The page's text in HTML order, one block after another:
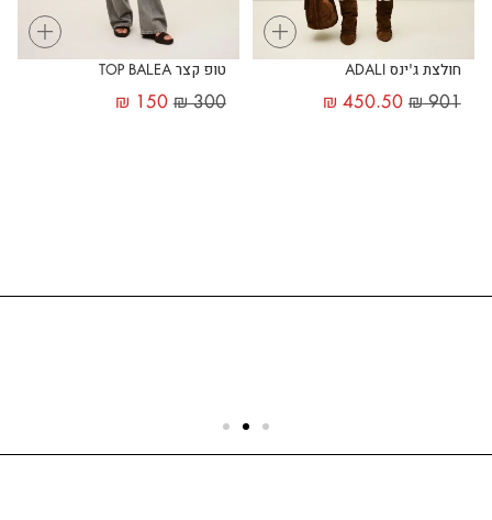
+
חולצת ג'ינס ADALI
₪901
₪ 450.50
+
טופ קצר TOP BALEA
₪300
₪ 150
שירות לקוחות